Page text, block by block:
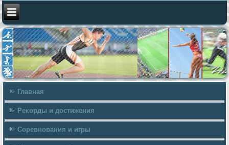
Главная
Рекорды и достижения
Соревнования и игры